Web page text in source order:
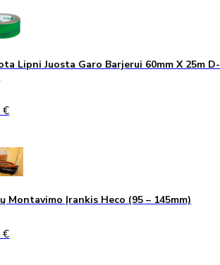
1,40 €.
Lipni Juosta Garo Barjerui 60mm X 25m D-
€
Montavimo Įrankis Heco (95 – 145mm)
€